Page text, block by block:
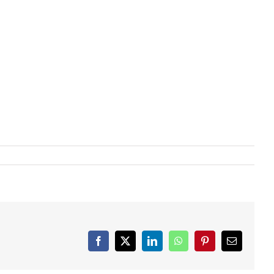
Facebook
X LinkedInWhatsAppPinterestEmail